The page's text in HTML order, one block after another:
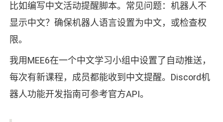
比如编写中文活动提醒脚本。常见问题：机器人不
显示中文？确保机器人语言设置为中文，或检查权
限。
我用MEE6在一个中文学习小组中设置了自动推送，
每次有新课程，成员都能收到中文提醒。Discord机
器人功能开发指南可参考官方API。